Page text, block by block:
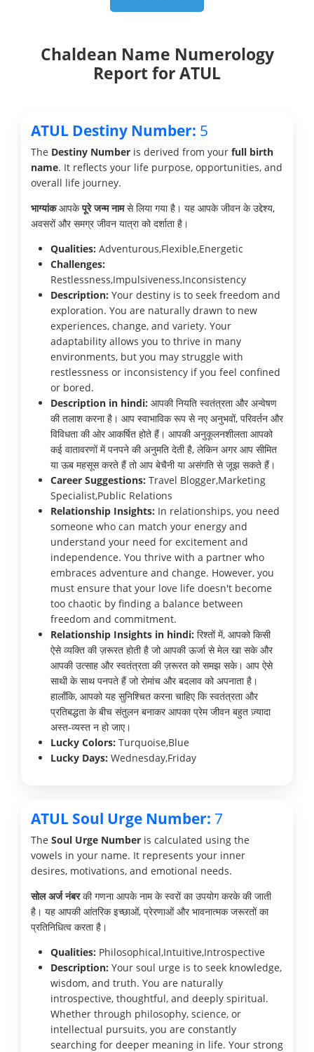
Chaldean Name Numerology
Report for ATUL
ATUL Destiny Number: 5
The Destiny Number is derived from your full birth
name. It reflects your life purpose, opportunities, and
overall life journey.
भाग्यांकआपकेपूरे जन्म नामसे लिया गया है। यह आपके जीवन के उद्देश्य,
अवसरों और समग्र जीवन यात्रा को दर्शाता है।
Qualities: Adventurous,Flexible,Energetic
Challenges:
Restlessness,Impulsiveness,Inconsistency
Description: Your destiny is to seek freedom and
exploration. You are naturally drawn to new
experiences, change, and variety. Your
adaptability allows you to thrive in many
environments, but you may struggle with
restlessness or inconsistency if you feel confined
or bored.
Description in hindi: आपकी नियति स्वतंत्रता और अन्वेषण
की तलाश करना है। आप स्वाभाविक रूप से नए अनुभवों, परिवर्तन और
विविधता की ओर आकर्षित होते हैं। आपकी अनुकूलनशीलता आपको
कई वातावरणों में पनपने की अनुमति देती है, लेकिन अगर आप सीमित
या ऊब महसूस करते हैं तो आप बेचैनी या असंगति से जूझ सकते हैं।
Career Suggestions: Travel Blogger,Marketing
Specialist,Public Relations
Relationship Insights: In relationships, you need
someone who can match your energy and
understand your need for excitement and
independence. You thrive with a partner who
embraces adventure and change. However, you
must ensure that your love life doesn't become
too chaotic by finding a balance between
freedom and commitment.
Relationship Insights in hindi: रिश्तों में, आपको किसी
ऐसे व्यक्ति की ज़रूरत होती है जो आपकी ऊर्जा से मेल खा सके और
आपकी उत्साह और स्वतंत्रता की ज़रूरत को समझ सके। आप ऐसे
साथी के साथ पनपते हैं जो रोमांच और बदलाव को अपनाता है।
हालाँकि, आपको यह सुनिश्चित करना चाहिए कि स्वतंत्रता और
प्रतिबद्धता के बीच संतुलन बनाकर आपका प्रेम जीवन बहुत ज़्यादा
अस्त-व्यस्त न हो जाए।
Lucky Colors: Turquoise,Blue
Lucky Days: Wednesday,Friday
ATUL Soul Urge Number: 7
The Soul Urge Number is calculated using the
vowels in your name. It represents your inner
desires, motivations, and emotional needs.
सोल अर्ज नंबरकी गणना आपके नाम के स्वरों का उपयोग करके की जाती
है। यह आपकी आंतरिक इच्छाओं, प्रेरणाओं और भावनात्मक जरूरतों का
प्रतिनिधित्व करता है।
Qualities: Philosophical,Intuitive,Introspective
Description: Your soul urge is to seek knowledge,
wisdom, and truth. You are naturally
introspective, thoughtful, and deeply spiritual.
Whether through philosophy, science, or
intellectual pursuits, you are constantly
searching for deeper meaning in life. Your strong